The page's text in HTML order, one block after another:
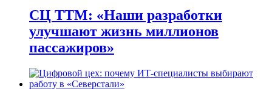
СЦ ТТМ: «Наши разработки
улучшают жизнь миллионов
пассажиров»